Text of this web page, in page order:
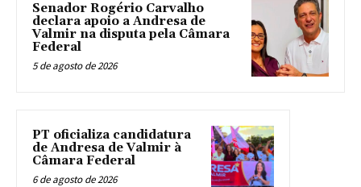
Senador Rogério Carvalho
declara apoio a Andresa de
Valmir na disputa pela Câmara
Federal
5 de agosto de 2026
PT oficializa candidatura
de Andresa de Valmir à
Câmara Federal
6 de agosto de 2026